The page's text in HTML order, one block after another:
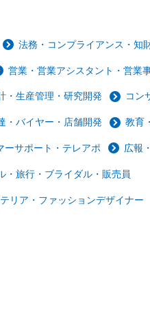
法務・コンプライアンス・知
営業・営業アシスタント・営業
・生産管理・研究開発 コン
・バイヤー・店舗開発 教育
ーサポート・テレアポ 広報
・旅行・ブライダル・販売員
リア・ファッションデザイナー